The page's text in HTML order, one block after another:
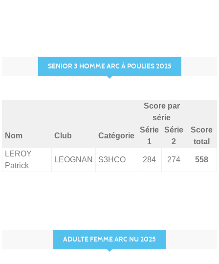
SENIOR 3 HOMME ARC À POULIES 2025
Score par
série
Nom Club Catégorie
Série
1
Série
2
Score
total
LEROY
Patrick
LEOGNAN S3HCO 284 274 558
ADULTE FEMME ARC NU 2025